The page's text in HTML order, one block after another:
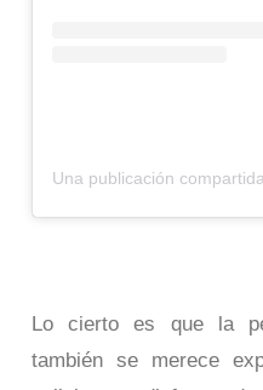
Lo cierto es que la
también se merece